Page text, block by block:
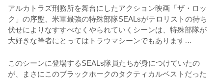
アルカトラズ刑務所を舞台にしたアクション映画「ザ・ロッ
ク」の序盤、米軍最強の特殊部隊SEALsがテロリストの待ち
伏せによりなすすべなくやられていくシーンは、特殊部隊が
大好きな筆者にとってはトラウマシーンでもあります…
このシーンに登場するSEALs隊員たちが身につけていたの
が、まさにこのブラックホークのタクティカルベストだった